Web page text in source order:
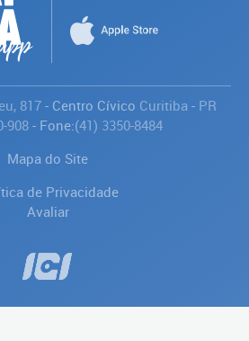
817- Centro Cívico Curitiba - PR
908- Fone:(41) 3350-8484
Mapa do Site
de Privacidade
Avaliar